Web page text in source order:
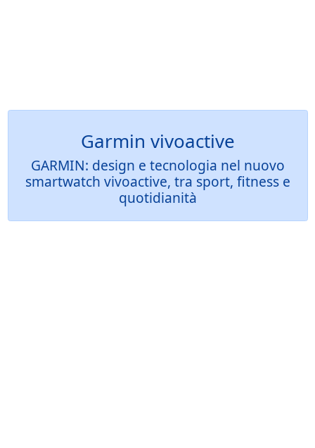
Garmin vivoactive
GARMIN: design e tecnologia nel nuovo
smartwatch vivoactive, tra sport, fitness e
quotidianità